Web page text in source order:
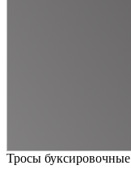
Тросы буксировочные